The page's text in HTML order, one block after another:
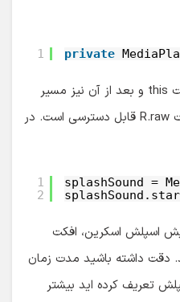
1 private
سپس با دستور create، کانتکست this و بعد از آن نیز مسیر
قرارگیری فایل صوتی که به صورت R.raw قابل دسترسی است. در
1
2
splashSound =
اسپلش اسکرین، افکت
دقت داشته باشید مدت زمان
تعریف کرده اید بیشتر